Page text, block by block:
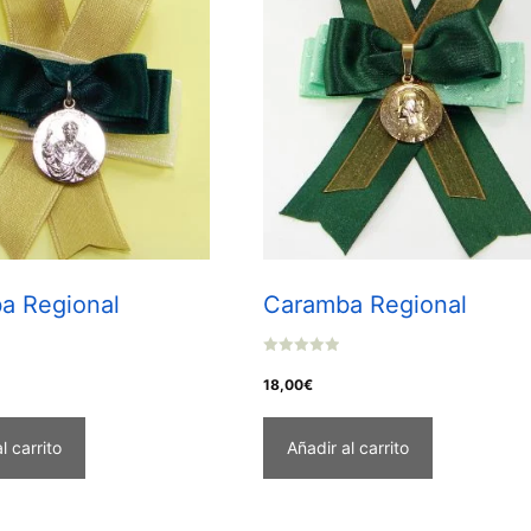
Regional
carrito
Caramba Regional
o
u
o
18,00€
Añadir al carrito